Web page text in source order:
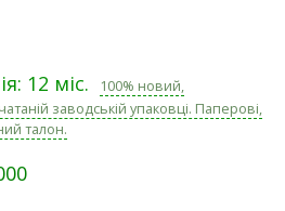
12 міс.
100% новий,
заводській упаковці. Паперові,
талон.